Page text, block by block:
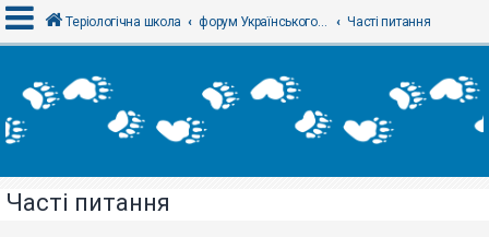
х
і
Р
Теріологічна школа форум Українського теріологічного товариства Часті питання
Часті питання